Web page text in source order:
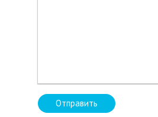
Отправить